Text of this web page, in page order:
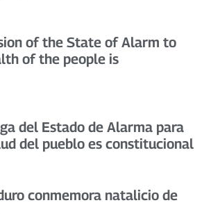
of the State of Alarm to
of the people is
del Estado de Alarma para
del pueblo es constitucional
conmemora natalicio de